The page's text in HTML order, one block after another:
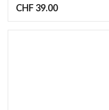
CHF 39.00